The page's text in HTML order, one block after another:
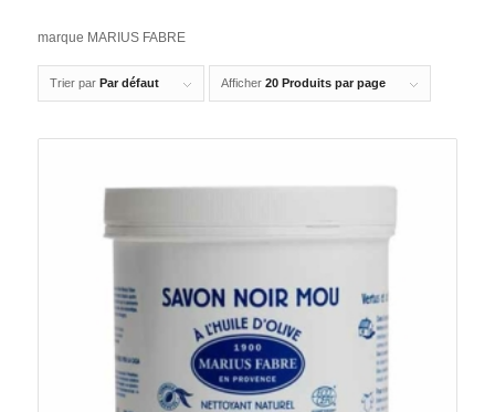
marque MARIUS FABRE
Trier par Par défaut Afficher 20 Produits par page